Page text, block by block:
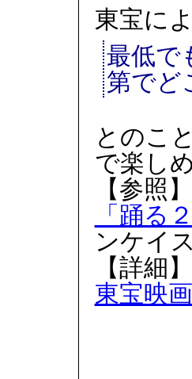
東宝に
最低で
第でど
とのこ
で楽し
【参照】
「踊る
ンケイ
【詳細】
東宝映